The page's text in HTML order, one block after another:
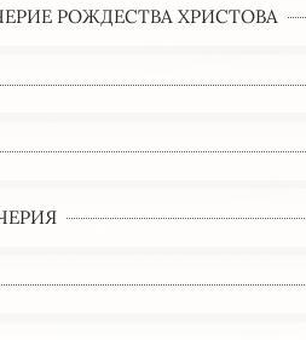
РОЖДЕСТВА ХРИСТОВА